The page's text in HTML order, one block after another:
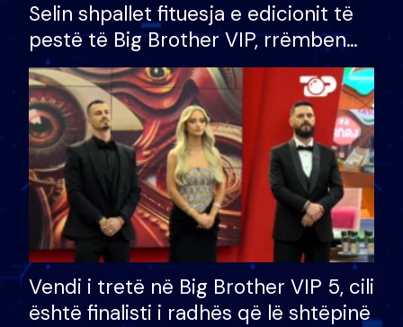
Selin shpallet fituesja e edicionit të
pestë të Big Brother VIP, rrëmben
çmimin e madh prej 100 mijë eurosh
Vendi i tretë në Big Brother VIP 5, cili
është finalisti i radhës që lë shtëpinë